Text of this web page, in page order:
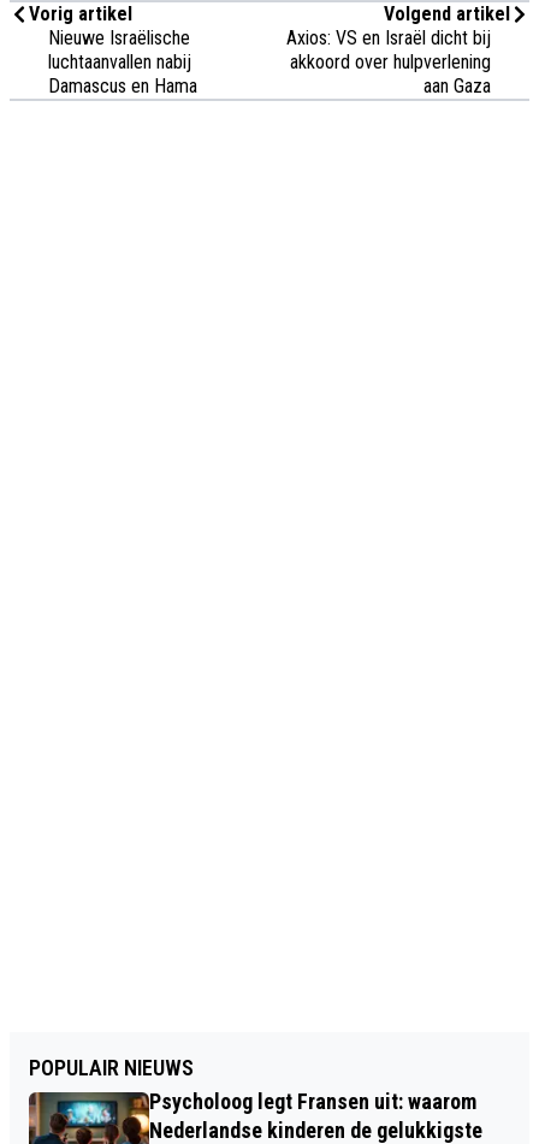
Vorig artikel
Nieuwe Israëlische
luchtaanvallen nabij
Damascus en Hama
Volgend artikel
Axios: VS en Israël dicht bij
akkoord over hulpverlening
aan Gaza
POPULAIR NIEUWS
Psycholoog legt Fransen uit: waarom
Nederlandse kinderen de gelukkigste